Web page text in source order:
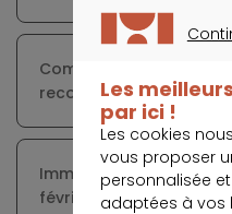
Complément de loyer :
recours
Immobilier à Montpellier
février 2026
Les
par ici !
Les cookies
vous proposer
personnalisée
adaptées à vos